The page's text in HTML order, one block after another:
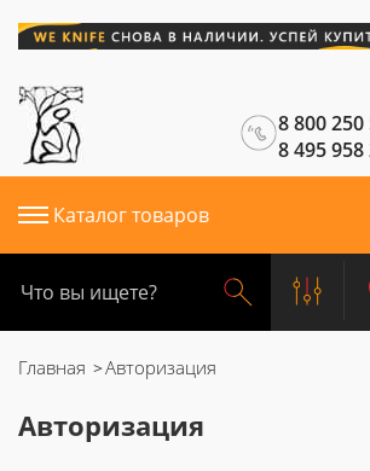
8 800 250
8 495 958
Каталог товаров
Главная Авторизация
Авторизация